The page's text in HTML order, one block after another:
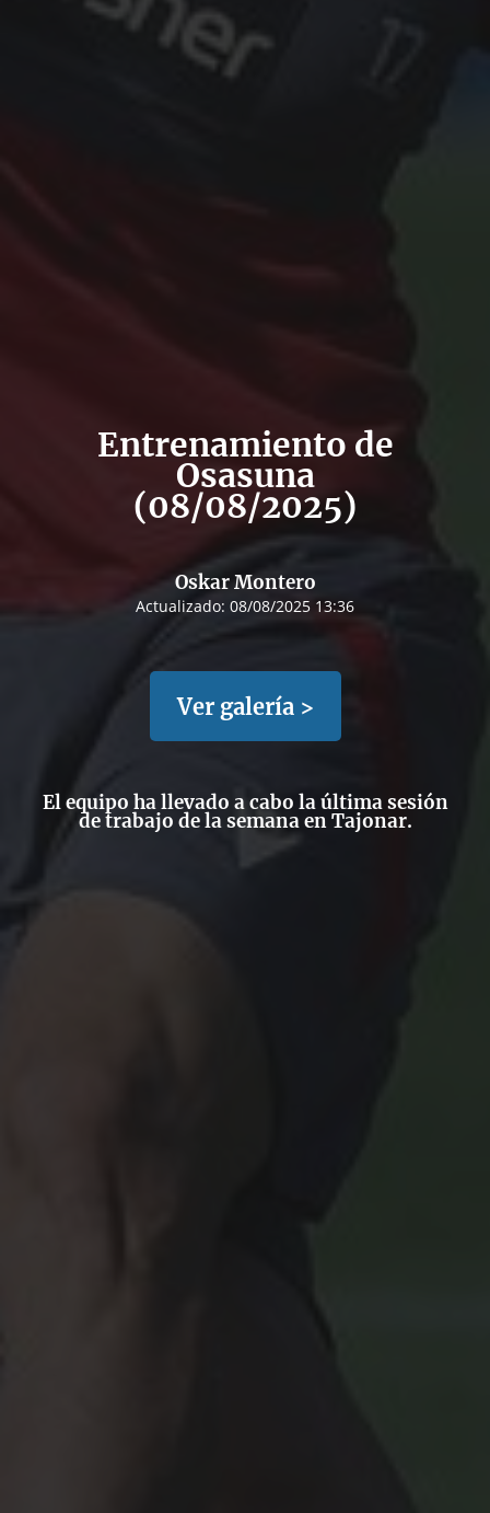
Entrenamiento de
Osasuna
(08/08/2025)
Oskar Montero
Actualizado: 08/08/2025 13:36
Ver galería >
El equipo ha llevado a cabo la última sesión
de trabajo de la semana en Tajonar.